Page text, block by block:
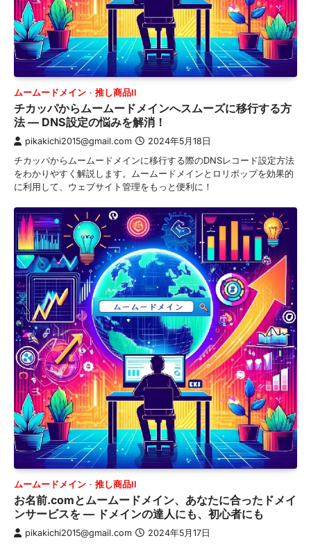
ムームードメイン 推し商品II
チカッパからムームードメインへスムーズに移行する方
法 — DNS設定の悩みを解消！
pikakichi2015@gmail.com 2024年5月18日
チカッパからムームードメインに移行する際のDNSレコード設定方法
をわかりやすく解説します。ムームードメインとロリポップを効果的
に利用して、ウェブサイト管理をもっと便利に！
ムームードメイン 推し商品II
お名前.comとムームードメイン、あなたに合ったドメイ
ンサービスを — ドメインの達人にも、初心者にも
pikakichi2015@gmail.com 2024年5月17日